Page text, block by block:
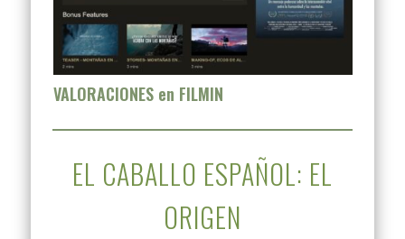
VALORACIONES en FILMIN
EL CABALLO ESPAÑOL: EL
ORIGEN